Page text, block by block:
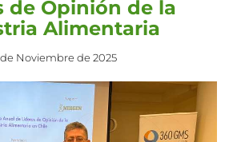
de Opinión de la
Alimentaria
Noviembre de 2025